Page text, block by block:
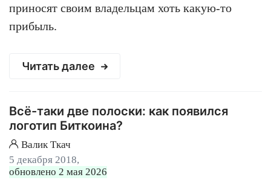
приносят своим владельцам хоть какую-то
прибыль.
Читать далее
Всё-таки две полоски: как появился
логотип Биткоина?
Валик Ткач
5 декабря 2018,
обновлено 2 мая 2026